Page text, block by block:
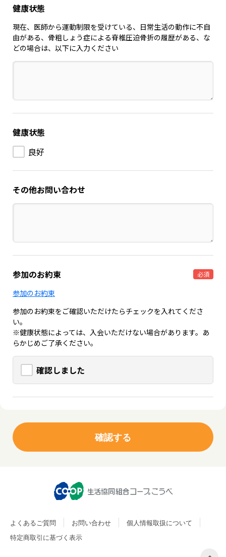
健康状態
現在、医師から運動制限を受けている、日常生活の動作に不自
由がある、骨粗しょう症による脊椎圧迫骨折の履歴がある、な
どの場合は、以下に入力ください
健康状態
良好
その他お問い合わせ
参加のお約束 必須
参加のお約束
参加のお約束をご確認いただけたらチェックを入れてくださ
い。
※健康状態によっては、入会いただけない場合があります。あ
らかじめご了承ください。
確認しました
よくあるご質問 お問い合わせ
個人情報取扱について
特定商取引に基づく表示